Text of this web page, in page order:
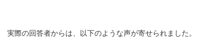
実際の回答者からは、以下のような声が寄せられました。